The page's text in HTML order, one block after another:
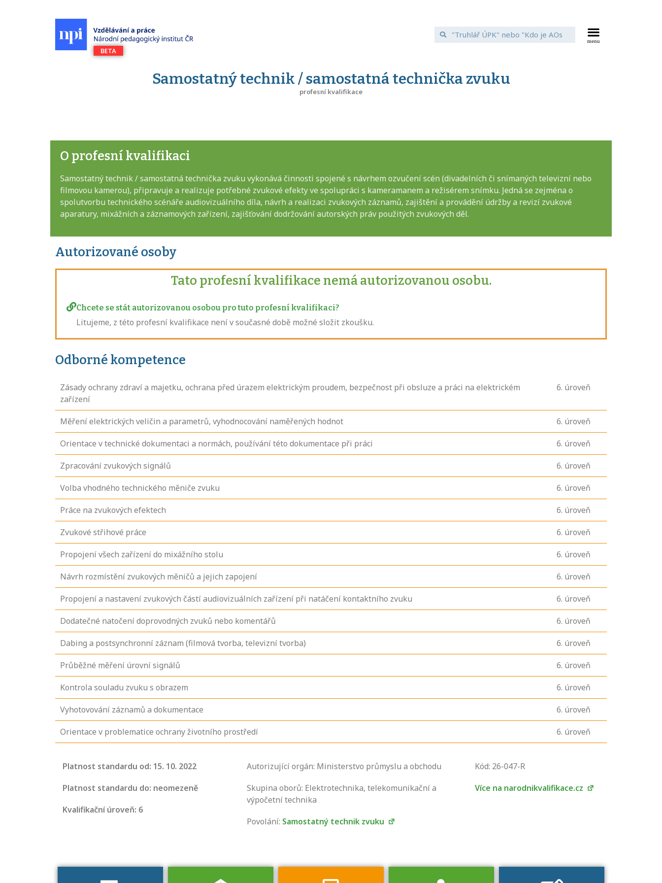
Samostatný technik / samostatná technička zvuku
profesní kvalifikace
O profesní kvalifikaci
Samostatný technik / samostatná technička zvuku vykonává činnosti spojené s návrhem ozvučení scén (divadelních či snímaných televizní nebo
filmovou kamerou), připravuje a realizuje potřebné zvukové efekty ve spolupráci s kameramanem a režisérem snímku. Jedná se zejména o
spolutvorbu technického scénáře audiovizuálního díla, návrh a realizaci zvukových záznamů, zajištění a provádění údržby a revizí zvukové
aparatury, mixážních a záznamových zařízení, zajišťování dodržování autorských práv použitých zvukových děl.
Autorizované osoby
Tato profesní kvalifikace nemá autorizovanou osobu.
Chcete se stát autorizovanou osobou pro tuto profesní kvalifikaci?
Litujeme, z této profesní kvalifikace není v současné době možné složit zkoušku.
Odborné kompetence
Zásady ochrany zdraví a majetku, ochrana před úrazem elektrickým proudem, bezpečnost při obsluze a práci na elektrickém
zařízení
6. úroveň
Měření elektrických veličin a parametrů, vyhodnocování naměřených hodnot 6. úroveň
Orientace v technické dokumentaci a normách, používání této dokumentace při práci 6. úroveň
Zpracování zvukových signálů 6. úroveň
Volba vhodného technického měniče zvuku 6. úroveň
Práce na zvukových efektech 6. úroveň
Zvukové střihové práce 6. úroveň
Propojení všech zařízení do mixážního stolu 6. úroveň
Návrh rozmístění zvukových měničů a jejich zapojení 6. úroveň
Propojení a nastavení zvukových částí audiovizuálních zařízení při natáčení kontaktního zvuku 6. úroveň
Dodatečné natočení doprovodných zvuků nebo komentářů 6. úroveň
Dabing a postsynchronní záznam (filmová tvorba, televizní tvorba) 6. úroveň
Průběžné měření úrovní signálů 6. úroveň
Kontrola souladu zvuku s obrazem 6. úroveň
Vyhotovování záznamů a dokumentace 6. úroveň
Orientace v problematice ochrany životního prostředí 6. úroveň
Platnost standardu od: 15. 10. 2022
Platnost standardu do: neomezeně
Kvalifikační úroveň: 6
Autorizující orgán: Ministerstvo průmyslu a obchodu
Skupina oborů: Elektrotechnika, telekomunikační a
výpočetní technika
Povolání: Samostatný technik zvuku
Kód: 26-047-R
Více na narodnikvalifikace.cz
Projděte si
profesních
jaké dovednosti
přihlásit ke
zkoušce a kde
o tom, kdo vás
určitá kvalifikace.